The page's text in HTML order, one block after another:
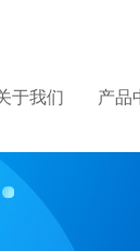
于我们 产品